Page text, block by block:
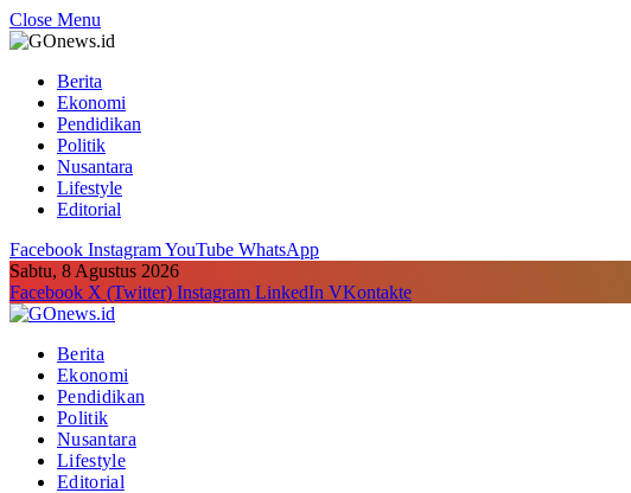
Close Menu
Berita
Ekonomi
Pendidikan
Politik
Nusantara
Lifestyle
Editorial
Facebook InstagramYouTube WhatsApp
Sabtu, 8 Agustus 2026
Facebook X (Twitter) Instagram LinkedIn VKontakte
Berita
Ekonomi
Pendidikan
Politik
Nusantara
Lifestyle
Editorial